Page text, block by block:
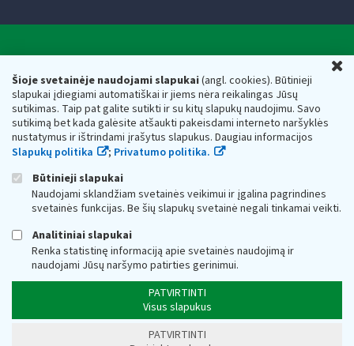
Šioje svetainėje naudojami slapukai(angl. cookies). Būtinieji
slapukai įdiegiami automatiškai ir jiems nėra reikalingas Jūsų
sutikimas. Taip pat galite sutikti ir su kitų slapukų naudojimu. Savo
sutikimą bet kada galėsite atšaukti pakeisdami interneto naršyklės
nustatymus ir ištrindami įrašytus slapukus. Daugiau informacijos
Slapukų politika
; Privatumo politika.
Būtinieji slapukai
Naudojami sklandžiam svetainės veikimui ir įgalina pagrindines
svetainės funkcijas. Be šių slapukų svetainė negali tinkamai veikti.
Analitiniai slapukai
Renka statistinę informaciją apie svetainės naudojimą ir
naudojami Jūsų naršymo patirties gerinimui.
PATVIRTINTI
Visus slapukus
PATVIRTINTI
Respublikos finansų ministerijos
Biudžetinė įstaiga. Juridinio asmens kodas — 188659752,
adresas: Vasario 16-osios g. 14, 01107 Vilnius, Lietuva, el.paštas:
vmi@vmi.lt, E. pristatymo dėžutės adresas 188659752
Duomenys apie Valstybinę mokesčių inspekciją prie Lietuvos
Respublikos finansų ministerijos kaupiami ir saugomi Juridinių